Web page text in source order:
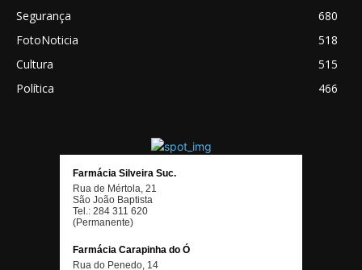
Segurança
680
FotoNoticia
518
Cultura
515
Política
466